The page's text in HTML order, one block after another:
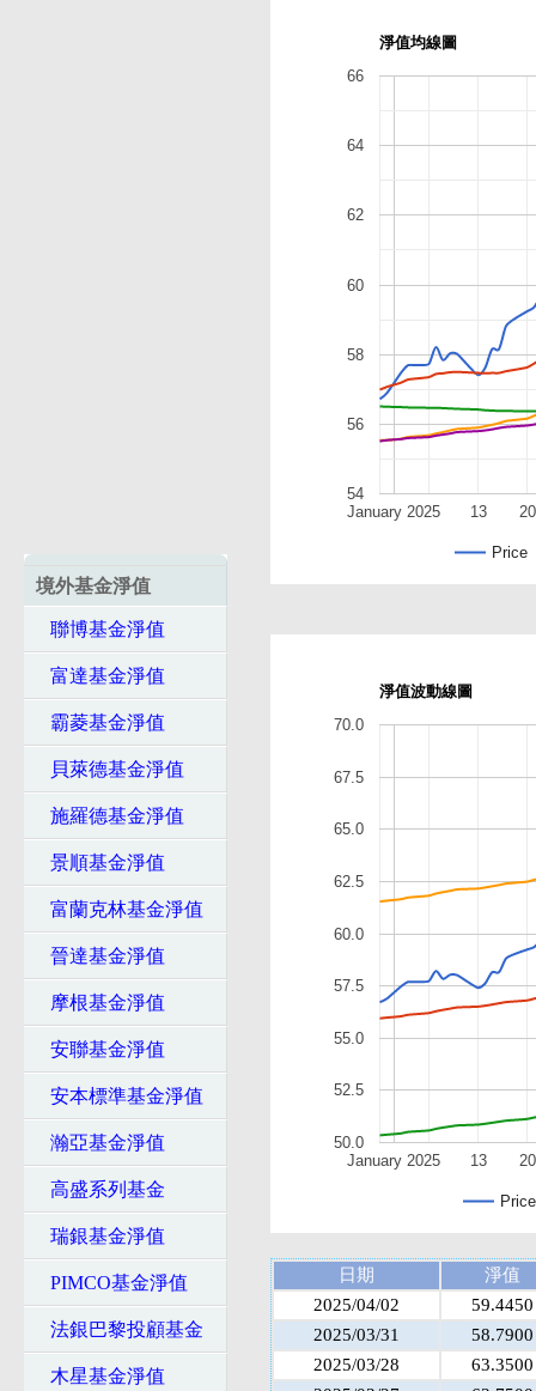
境外基金淨值
聯博基金淨值
富達基金淨值
霸菱基金淨值
貝萊德基金淨值
施羅德基金淨值
景順基金淨值
富蘭克林基金淨值
晉達基金淨值
摩根基金淨值
安聯基金淨值
安本標準基金淨值
瀚亞基金淨值
高盛系列基金
瑞銀基金淨值
PIMCO基金淨值
法銀巴黎投顧基金
木星基金淨值
淨值均線圖
Price
January 2025 13 20
54
56
58
60
62
64
66
淨值波動線圖
Price
January 2025 13 20
50.0
52.5
55.0
57.5
60.0
62.5
65.0
67.5
70.0
日期
淨值
2025/04/02
59.4450
2025/03/31
58.7900
2025/03/28
63.3500